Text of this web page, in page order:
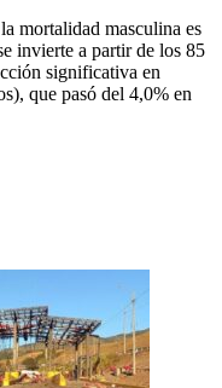
mortalidad masculina es
invierte a partir de los 85
significativa en
que pasó del 4,0% en